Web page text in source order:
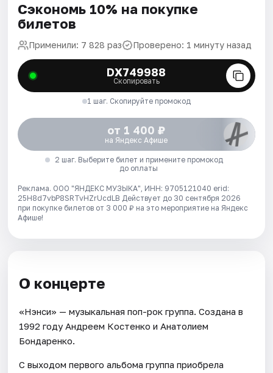
Сэкономь 10% на покупке
билетов
Применили: 7 828 раз Проверено: 1 минуту назад
DX749988
Скопировать
1 шаг. Скопируйте промокод
от 1 400 ₽
на Яндекс Афише
2 шаг. Выберите билет и примените промокод
до оплаты
Реклама. ООО "ЯНДЕКС МУЗЫКА", ИНН: 9705121040 erid:
25H8d7vbP8SRTvHZrUcdLB Действует до 30 сентября 2026
при покупке билетов от 3 000 ₽ на это мероприятие на Яндекс
Афише!
О концерте
«Нэнси» — музыкальная поп-рок группа. Создана в
1992 году Андреем Костенко и Анатолием
Бондаренко.
С выходом первого альбома группа приобрела